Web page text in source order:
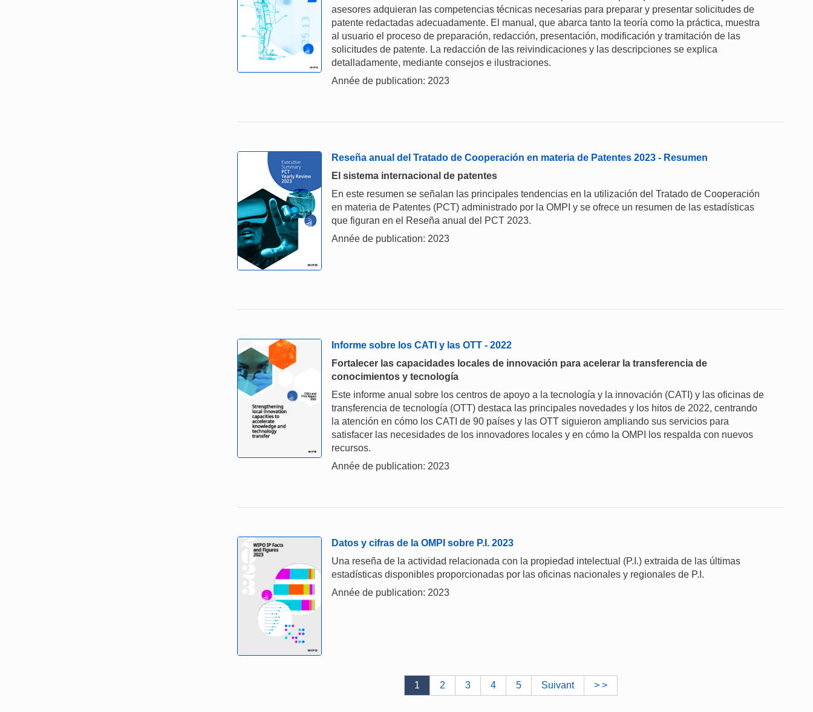
asesores adquieran las competencias técnicas necesarias para preparar y presentar solicitudes de
patente redactadas adecuadamente. El manual, que abarca tanto la teoría como la práctica, muestra
al usuario el proceso de preparación, redacción, presentación, modificación y tramitación de las
solicitudes de patente. La redacción de las reivindicaciones y las descripciones se explica
detalladamente, mediante consejos e ilustraciones.
Année de publication: 2023
Reseña anual del Tratado de Cooperación en materia de Patentes 2023 - Resumen
El sistema internacional de patentes
En este resumen se señalan las principales tendencias en la utilización del Tratado de Cooperación
en materia de Patentes (PCT) administrado por la OMPI y se ofrece un resumen de las estadísticas
que figuran en el Reseña anual del PCT 2023.
Année de publication: 2023
Informe sobre los CATI y las OTT - 2022
Fortalecer las capacidades locales de innovación para acelerar la transferencia de
conocimientos y tecnología
Este informe anual sobre los centros de apoyo a la tecnología y la innovación (CATI) y las oficinas de
transferencia de tecnología (OTT) destaca las principales novedades y los hitos de 2022, centrando
la atención en cómo los CATI de 90 países y las OTT siguieron ampliando sus servicios para
satisfacer las necesidades de los innovadores locales y en cómo la OMPI los respalda con nuevos
recursos.
Année de publication: 2023
Datos y cifras de la OMPI sobre P.I. 2023
Una reseña de la actividad relacionada con la propiedad intelectual (P.I.) extraida de las últimas
estadísticas disponibles proporcionadas por las oficinas nacionales y regionales de P.I.
Année de publication: 2023
1 2 3 4 5 Suivant > >